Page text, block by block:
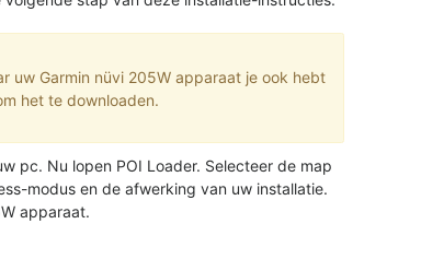
uw Garmin nüvi 205W apparaat je ook hebt
het te downloaden.
pc. Nu lopen POI Loader. Selecteer de map
modus en de afwerking van uw installatie.
apparaat.